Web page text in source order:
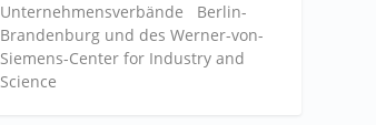
Unternehmensverbände Berlin-
Brandenburg und des Werner-von-
Siemens-Center for Industry and
Science